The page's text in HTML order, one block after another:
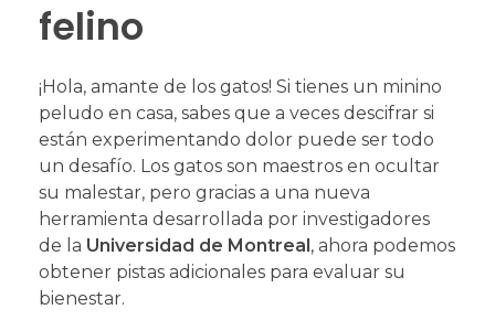
felino
¡Hola, amante de los gatos! Si tienes un minino
peludo en casa, sabes que a veces descifrar si
están experimentando dolor puede ser todo
un desafío. Los gatos son maestros en ocultar
su malestar, pero gracias a una nueva
herramienta desarrollada por investigadores
de la Universidad de Montreal , ahora podemos
obtener pistas adicionales para evaluar su
bienestar.